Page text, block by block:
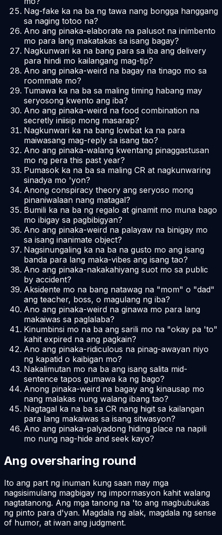
Nag-fake ka na ba ng tawa nang bongga hanggang
sa naging totoo na?
Ano ang pinaka-elaborate na palusot na inimbento
mo para lang makatakas sa isang bagay?
Nagkunwari ka na bang para sa iba ang delivery
para hindi mo kailangang mag-tip?
Ano ang pinaka-weird na bagay na tinago mo sa
roommate mo?
Tumawa ka na ba sa maling timing habang may
seryosong kwento ang iba?
Ano ang pinaka-weird na food combination na
secretly iniisip mong masarap?
Nagkunwari ka na bang lowbat ka na para
maiwasang mag-reply sa isang tao?
Ano ang pinaka-walang kwentang pinaggastusan
mo ng pera this past year?
Pumasok ka na ba sa maling CR at nagkunwaring
sinadya mo 'yon?
Anong conspiracy theory ang seryoso mong
pinaniwalaan nang matagal?
Bumili ka na ba ng regalo at ginamit mo muna bago
mo ibigay sa pagbibigyan?
Ano ang pinaka-weird na palayaw na binigay mo
sa isang inanimate object?
Nagsinungaling ka na ba na gusto mo ang isang
banda para lang maka-vibes ang isang tao?
Ano ang pinaka-nakakahiyang suot mo sa public
by accident?
Aksidente mo na bang natawag na "mom" o "dad"
ang teacher, boss, o magulang ng iba?
Ano ang pinaka-weird na ginawa mo para lang
makaiwas sa paglalaba?
Kinumbinsi mo na ba ang sarili mo na "okay pa 'to"
kahit expired na ang pagkain?
Ano ang pinaka-ridiculous na pinag-awayan niyo
ng kapatid o kaibigan mo?
Nakalimutan mo na ba ang isang salita mid-
sentence tapos gumawa ka ng bago?
Anong pinaka-weird na bagay ang kinausap mo
nang malakas nung walang ibang tao?
Nagtagal ka na ba sa CR nang higit sa kailangan
para lang makaiwas sa isang sitwasyon?
Ano ang pinaka-palyadong hiding place na napili
mo nung nag-hide and seek kayo?
Ang oversharing round
Ito ang part ng inuman kung saan may mga
nagsisimulang magbigay ng impormasyon kahit walang
nagtatanong. Ang mga tanong na 'to ang magbubukas
ng pinto para d'yan. Magdala ng alak, magdala ng sense
of humor, at iwan ang judgment.